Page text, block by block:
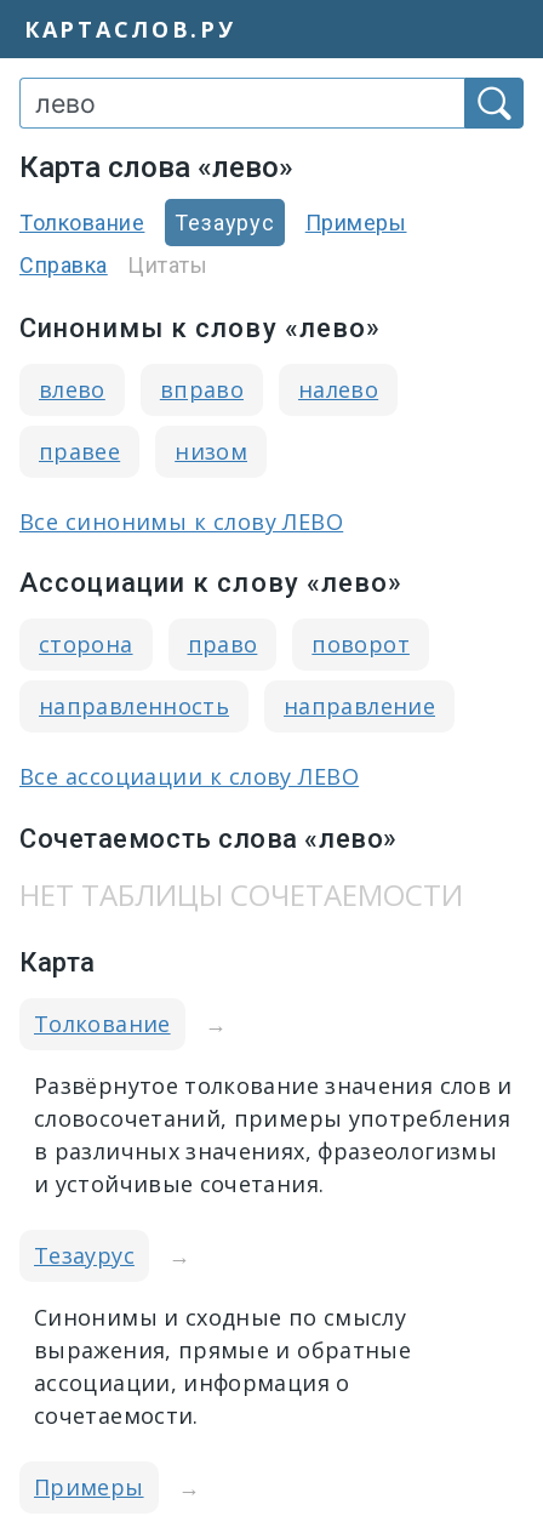
КАРТАСЛОВ.РУ
Карта слова «лево»
Толкование Тезаурус
Примеры
Справка
Цитаты
Синонимы к слову «лево»
влево вправо налево
правее низом
Все синонимы к слову ЛЕВО
Ассоциации к слову «лево»
сторона право поворот
направленность направление
Все ассоциации к слову ЛЕВО
Сочетаемость слова «лево»
НЕТ ТАБЛИЦЫ СОЧЕТАЕМОСТИ
Карта
Толкование →
Развёрнутое толкование значения слов и
словосочетаний, примеры употребления
в различных значениях, фразеологизмы
и устойчивые сочетания.
Тезаурус →
Синонимы и сходные по смыслу
выражения, прямые и обратные
ассоциации, информация о
сочетаемости.
Примеры →